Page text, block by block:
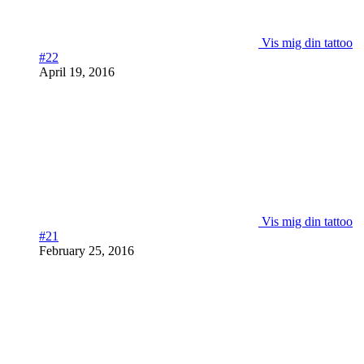
Vis mig din tattoo
#22
April 19, 2016
Vis mig din tattoo
#21
February 25, 2016